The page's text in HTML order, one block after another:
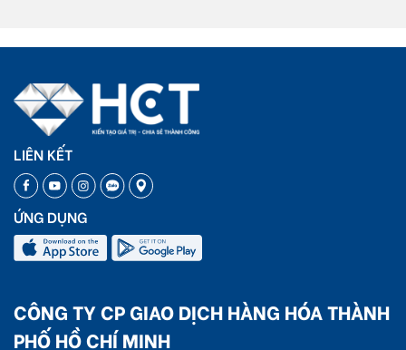
LIÊN KẾT
ỨNG DỤNG
CÔNG TY CP GIAO DỊCH HÀNG HÓA THÀNH
PHỐ HỒ CHÍ MINH